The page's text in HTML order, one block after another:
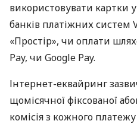
використовувати картки
банків платіжних систем
«Простір», чи оплати
Pay, чи Google Pay.
Інтернет-еквайринг
щомісячної фіксованої
комісія з кожного